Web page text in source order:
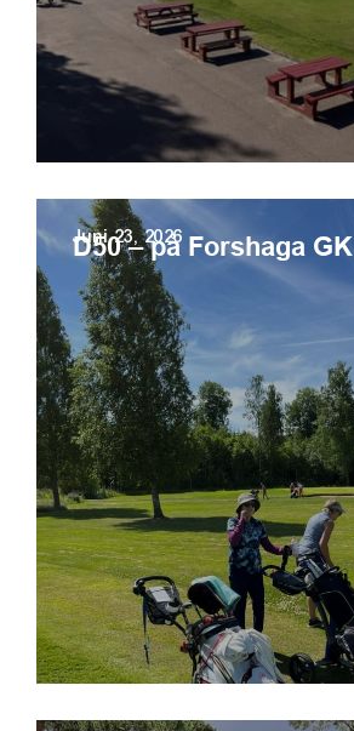
Juni 23, 2026
D50 – på Forshaga GK